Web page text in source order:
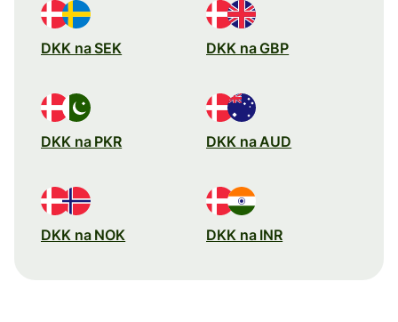
DKK na SEK DKK na GBP
DKK na PKR DKK na AUD
DKK na NOK DKK na INR